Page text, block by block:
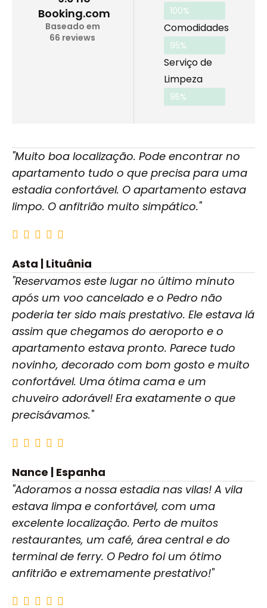
Booking.com
Baseado em
66 reviews
9.3 baseado em 13
100%
Comodidades
9.0 baseado em 154
95%
Serviço de
Limpeza
9.1 baseado em 13
95%
"Muito boa localização. Pode encontrar no
apartamento tudo o que precisa para uma
estadia confortável. O apartamento estava
limpo. O anfitrião muito simpático."
Asta | Lituânia
"Reservamos este lugar no último minuto
após um voo cancelado e o Pedro não
poderia ter sido mais prestativo. Ele estava lá
assim que chegamos do aeroporto e o
apartamento estava pronto. Parece tudo
novinho, decorado com bom gosto e muito
confortável. Uma ótima cama e um
chuveiro adorável! Era exatamente o que
precisávamos."
Nance | Espanha
"Adoramos a nossa estadia nas vilas! A vila
estava limpa e confortável, com uma
excelente localização. Perto de muitos
restaurantes, um café, área central e do
terminal de ferry. O Pedro foi um ótimo
anfitrião e extremamente prestativo!"